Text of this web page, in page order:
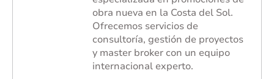
obra nueva en la Costa del Sol.
Ofrecemos servicios de
consultoría, gestión de proyectos
y master broker con un equipo
internacional experto.